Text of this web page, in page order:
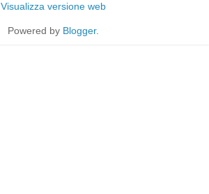
Visualizza versione web
Powered by Blogger.